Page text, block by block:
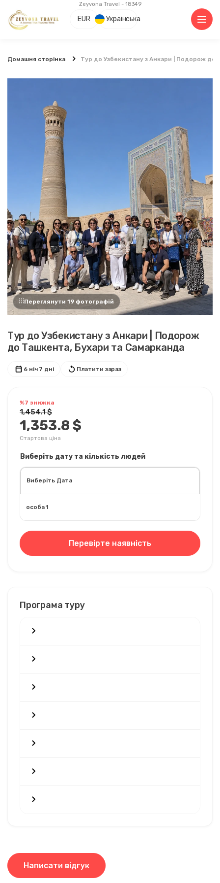
Zeyvona Travel - 18349
EUR Українська
Домашня сторінка Тур до Узбекистану з Анкари | Подорож до
Переглянути 19 фотографій
Тур до Узбекистану з Анкари | Подорож
до Ташкента, Бухари та Самарканда
6 ніч 7 дні Платити зараз
%7 знижка
1,454.1 $
1,353.8 $
Стартова ціна
Виберіть дату та кількість людей
особа 1
Перевірте наявність
Програма туру
Написати відгук